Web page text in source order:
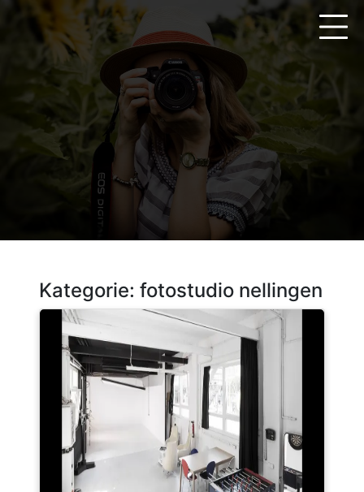
springen
Kategorie: fotostudio nellingen